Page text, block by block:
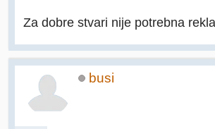
Za dobre stvari nije potrebna
busi